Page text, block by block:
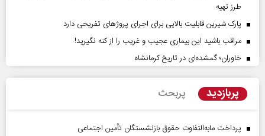
طرز تهیه
پارک شیرین قابلیت‌ بالایی برای اجرای پروژهای تفریحی دارد
مراقب باشید این بیماری عجیب و غریب را از کنه نگیرید!
خاوران؛ گمشده‌ای در تاریخ کرمانشاه
پربازدید پربحث
پرداخت مابه‌التفاوت حقوق بازنشستگان تأمین اجتماعی